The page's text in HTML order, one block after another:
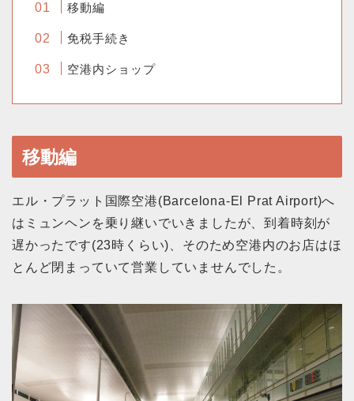
移動編
免税手続き
空港内ショップ
移動編
エル・プラット国際空港(Barcelona-El Prat Airport)へ
はミュンヘンを乗り継いでいきましたが、到着時刻が
遅かったです(23時くらい)、そのため空港内のお店はほ
とんど閉まっていて営業していませんでした。